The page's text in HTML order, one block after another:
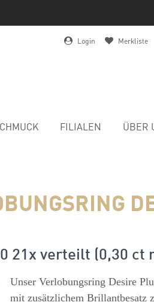
Login Merkliste
FILIALEN ÜBER
21x verteilt (0,30 ct
Unser Verlobungsring Desire
mit zusätzlichem Brillantbesatz